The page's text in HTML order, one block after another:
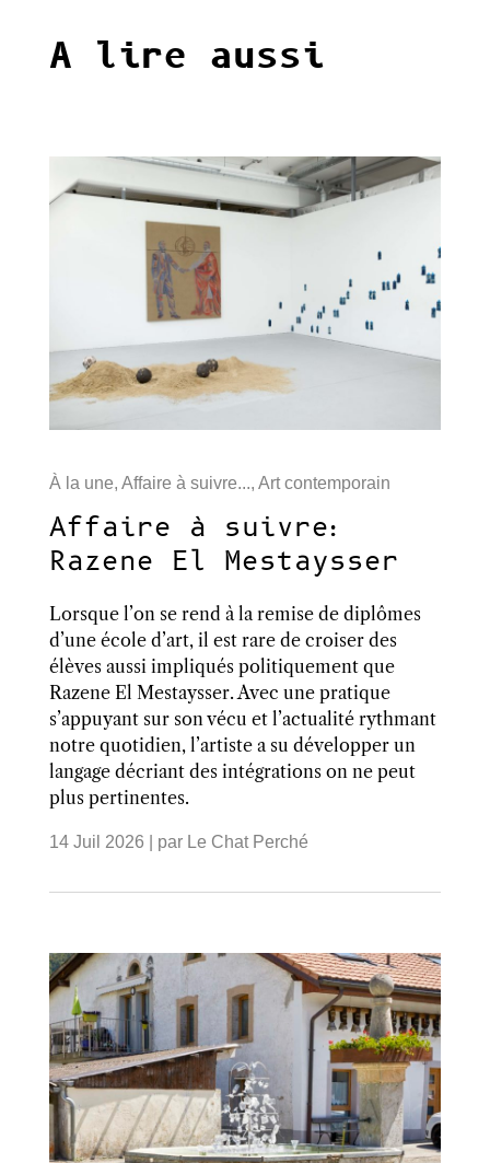
A lire aussi
À la une, Affaire à suivre..., Art contemporain
Affaire à suivre:
Razene El Mestaysser
Lorsque l’on se rend à la remise de diplômes
d’une école d’art, il est rare de croiser des
élèves aussi impliqués politiquement que
Razene El Mestaysser. Avec une pratique
s’appuyant sur son vécu et l’actualité rythmant
notre quotidien, l’artiste a su développer un
langage décriant des intégrations on ne peut
plus pertinentes.
14 Juil 2026 | par Le Chat Perché